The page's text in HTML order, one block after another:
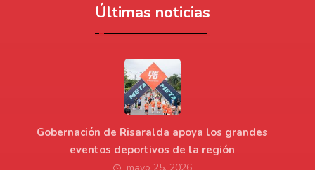
Últimas noticias
Gobernación de Risaralda apoya los grandes
eventos deportivos de la región